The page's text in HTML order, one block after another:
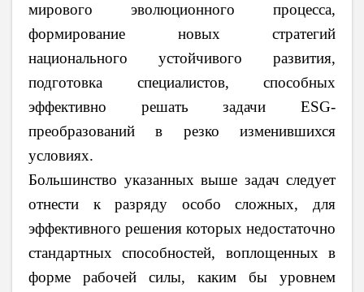
мирового эволюционного процесса,
формирование новых стратегий
национального устойчивого развития,
подготовка специалистов, способных
эффективно решать задачи ESG-
преобразований в резко изменившихся
условиях.
Большинство указанных выше задач следует
отнести к разряду особо сложных, для
эффективного решения которых недостаточно
стандартных способностей, воплощенных в
форме рабочей силы, каким бы уровнем